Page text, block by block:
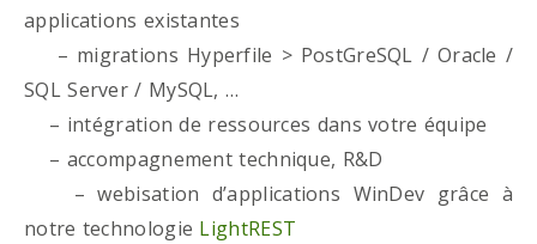
applications existantes
– migrations Hyperfile > PostGreSQL / Oracle /
SQL Server / MySQL, …
– intégration de ressources dans votre équipe
– accompagnement technique, R&D
– webisation d’applications WinDev grâce à
notre technologie LightREST